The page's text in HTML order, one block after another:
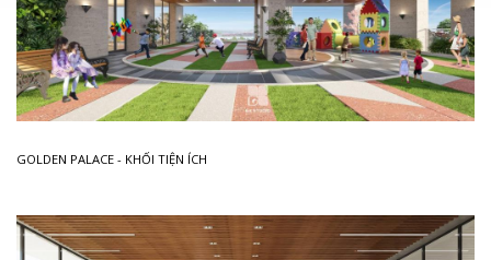
GOLDEN PALACE - KHỐI TIỆN ÍCH